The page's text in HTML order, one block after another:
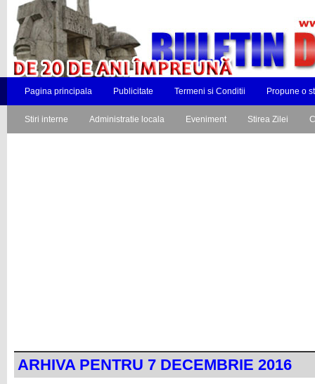
Pagina principala Publicitate Termeni si Conditii Propune o
Stiri interne Administratie locala Eveniment Stirea Zilei
ARHIVA PENTRU 7 DECEMBRIE 2016